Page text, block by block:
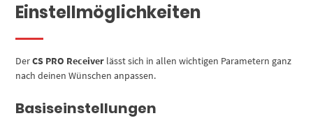
Einstellmöglichkeiten
DerCS PRO Receiver lässt sich in allen wichtigen Parametern ganz
nach deinen Wünschen anpassen.
Basiseinstellungen